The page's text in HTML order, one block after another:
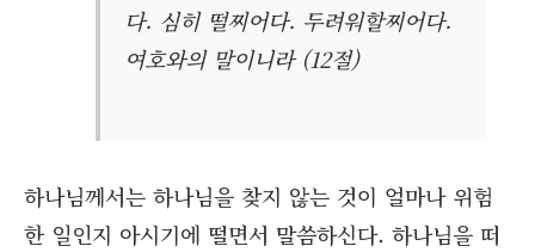
다. 심히 떨찌어다. 두려워할찌어다.
여호와의 말이니라 (12절)
하나님께서는 하나님을 찾지 않는 것이 얼마나 위험
한 일인지 아시기에 떨면서 말씀하신다. 하나님을 떠